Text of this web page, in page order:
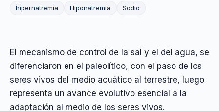
hipernatremia Hiponatremia Sodio
El mecanismo de control de la sal y el del agua, se
diferenciaron en el paleolítico, con el paso de los
seres vivos del medio acuático al terrestre, luego
representa un avance evolutivo esencial a la
adaptación al medio de los seres vivos.